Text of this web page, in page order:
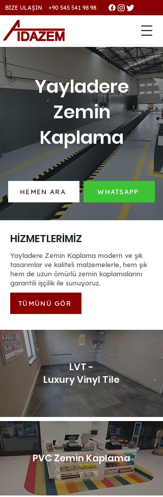
BİZE ULAŞIN +90 545 541 98 98
Yayladere
Zemin
Kaplama
HEMEN ARA WHATSAPP
HİZMETLERİMİZ
Yayladere Zemin Kaplama modern ve şık
tasarımlar ve kaliteli malzemelerle, hem şık
hem de uzun ömürlü zemin kaplamalarını
garantili işçilik ile sunuyoruz.
TÜMÜNÜ GÖR
LVT -
Luxury Vinyl Tile
PVC Zemin Kaplama